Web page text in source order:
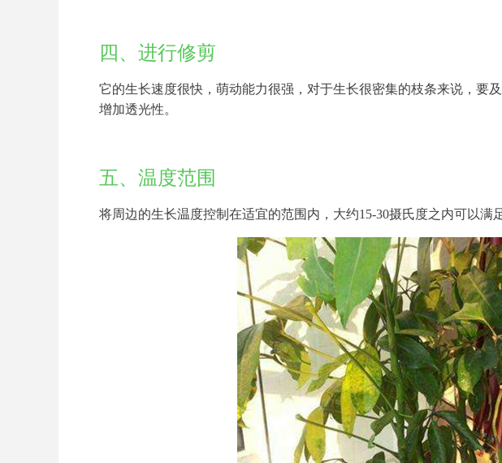
四、进行修剪
它的生长速度很快，萌动能力很强，对于生长很密集的枝条来说，要
增加透光性。
五、温度范围
将周边的生长温度控制在适宜的范围内，大约15-30摄氏度之内可以满